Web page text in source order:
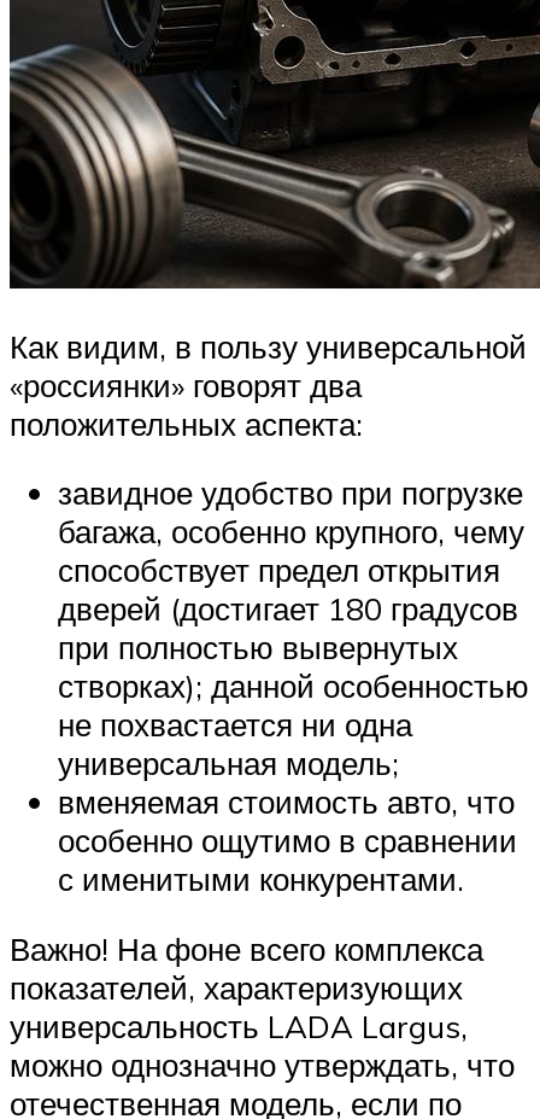
Как видим, в пользу универсальной
«россиянки» говорят два
положительных аспекта:
завидное удобство при погрузке
багажа, особенно крупного, чему
способствует предел открытия
дверей (достигает 180 градусов
при полностью вывернутых
створках); данной особенностью
не похвастается ни одна
универсальная модель;
вменяемая стоимость авто, что
особенно ощутимо в сравнении
с именитыми конкурентами.
Важно! На фоне всего комплекса
показателей, характеризующих
универсальность LADA Largus,
можно однозначно утверждать, что
отечественная модель, если по